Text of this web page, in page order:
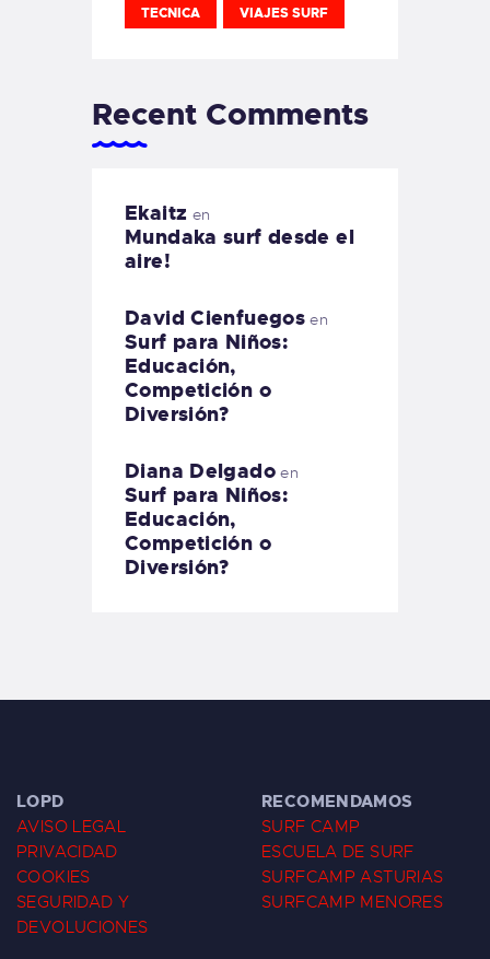
TECNICA VIAJES SURF
Recent Comments
Ekaitz en
Mundaka surf desde el
aire!
David Cienfuegos en
Surf para Niños:
Educación,
Competición o
Diversión?
Diana Delgadoen
Surf para Niños:
Educación,
Competición o
Diversión?
LOPD
AVISO LEGAL
PRIVACIDAD
COOKIES
SEGURIDAD Y
DEVOLUCIONES
RECOMENDAMOS
SURF CAMP
ESCUELA DE SURF
SURFCAMP ASTURIAS
SURFCAMP MENORES